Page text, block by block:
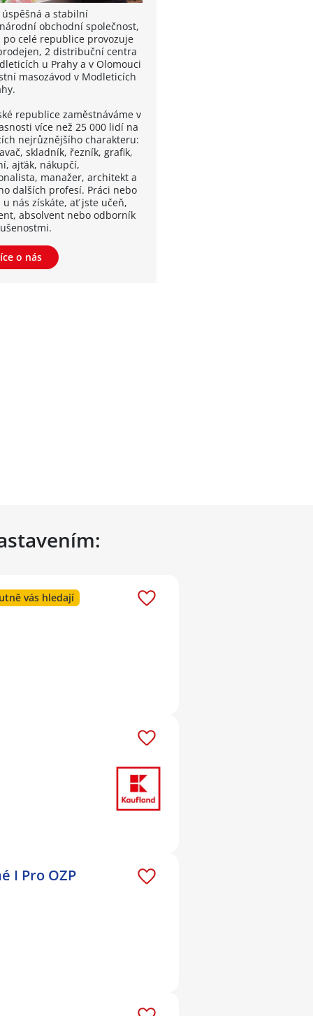
úspěšná a stabilní
obchodní společnost,
po celé republice provozuje
2 distribuční centra
u Prahy a v Olomouci
masozávod v Modleticích
republice zaměstnáváme v
více než 25 000 lidí na
nejrůznějšího charakteru:
skladník, řezník, grafik,
ajťák, nákupčí,
manažer, architekt a
dalších profesí. Práci nebo
nás získáte, ať jste učeň,
absolvent nebo odborník
o nás
vás hledají
I Pro OZP